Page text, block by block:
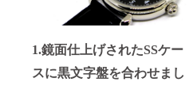
1.鏡面仕上げされたSSケー
スに黒文字盤を合わせまし